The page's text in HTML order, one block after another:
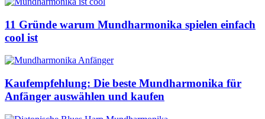
11 Gründe warum Mundharmonika spielen einfach
cool ist
Kaufempfehlung: Die beste Mundharmonika für
Anfänger auswählen und kaufen